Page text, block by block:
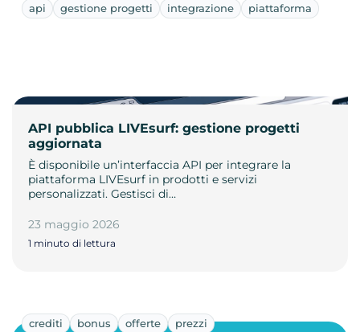
api gestione progetti integrazione piattaforma
API pubblica LIVEsurf: gestione progetti
aggiornata
È disponibile un’interfaccia API per integrare la
piattaforma LIVEsurf in prodotti e servizi
personalizzati. Gestisci di…
23 maggio 2026
1 minuto di lettura
crediti bonus offerte prezzi